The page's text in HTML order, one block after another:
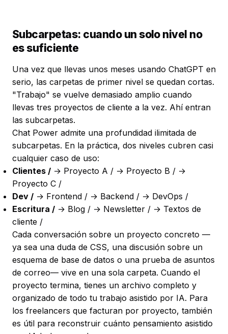
Subcarpetas: cuando un solo nivel no
es suficiente
Una vez que llevas unos meses usando ChatGPT en
serio, las carpetas de primer nivel se quedan cortas.
"Trabajo" se vuelve demasiado amplio cuando
llevas tres proyectos de cliente a la vez. Ahí entran
las subcarpetas.
Chat Power admite una profundidad ilimitada de
subcarpetas. En la práctica, dos niveles cubren casi
cualquier caso de uso:
Clientes / → Proyecto A / → Proyecto B / →
Proyecto C /
Dev / → Frontend / → Backend / → DevOps /
Escritura / → Blog / → Newsletter / → Textos de
cliente /
Cada conversación sobre un proyecto concreto —
ya sea una duda de CSS, una discusión sobre un
esquema de base de datos o una prueba de asuntos
de correo— vive en una sola carpeta. Cuando el
proyecto termina, tienes un archivo completo y
organizado de todo tu trabajo asistido por IA. Para
los freelancers que facturan por proyecto, también
es útil para reconstruir cuánto pensamiento asistido